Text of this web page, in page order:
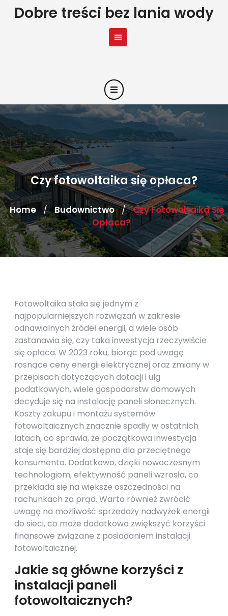
SkipDobre treści bez lania wody
Czy fotowoltaika się opłaca?
Home / Budownictwo / Czy Fotowoltaika Się
Opłaca?
Fotowoltaika stała się jednym z
najpopularniejszych rozwiązań w zakresie
odnawialnych źródeł energii, a wiele osób
zastanawia się, czy taka inwestycja rzeczywiście
się opłaca. W 2023 roku, biorąc pod uwagę
rosnące ceny energii elektrycznej oraz zmiany w
przepisach dotyczących dotacji i ulg
podatkowych, wiele gospodarstw domowych
decyduje się na instalację paneli słonecznych.
Koszty zakupu i montażu systemów
fotowoltaicznych znacznie spadły w ostatnich
latach, co sprawia, że początkowa inwestycja
staje się bardziej dostępna dla przeciętnego
konsumenta. Dodatkowo, dzięki nowoczesnym
technologiom, efektywność paneli wzrosła, co
przekłada się na większe oszczędności na
rachunkach za prąd. Warto również zwrócić
uwagę na możliwość sprzedaży nadwyżek energii
do sieci, co może dodatkowo zwiększyć korzyści
finansowe związane z posiadaniem instalacji
fotowoltaicznej.
Jakie są główne korzyści z
instalacji paneli
fotowoltaicznych?